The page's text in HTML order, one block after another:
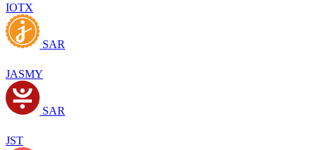
IOTX
SAR
JASMY
SAR
JST